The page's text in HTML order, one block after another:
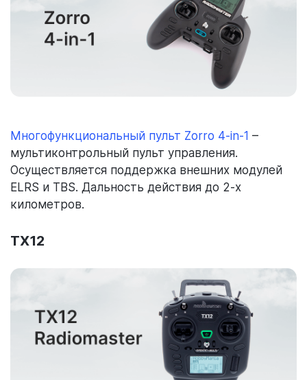
Многофункциональный пульт Zorro 4-in-1 –
мультиконтрольный пульт управления.
Осуществляется поддержка внешних модулей
ELRS и TBS. Дальность действия до 2-х
километров.
TX12